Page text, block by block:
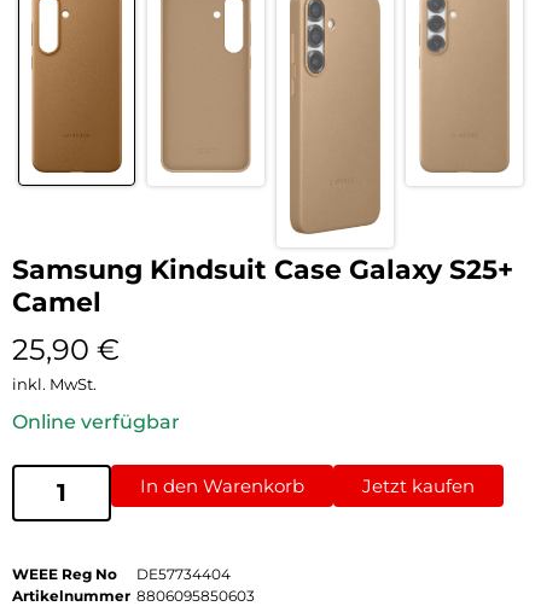
Samsung Kindsuit Case Galaxy S25+
Camel
25,90 €
inkl. MwSt.
Online verfügbar
In den Warenkorb Jetzt kaufen
WEEE Reg No
DE57734404
Artikelnummer 8806095850603